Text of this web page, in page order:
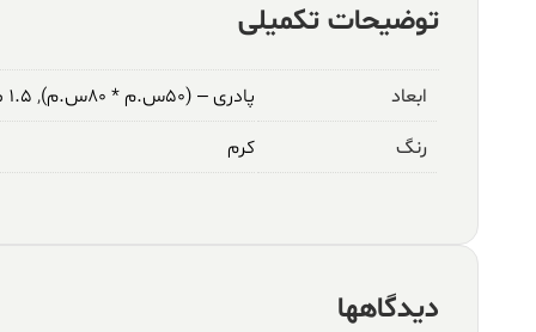
توضیحات تکمیلی
ابعاد پادری – (۵۰س.م * ۸۰س.م) , ۱.۵ متری – (۱م * ۱.۵م)
رنگ
کرم
دیدگاهها